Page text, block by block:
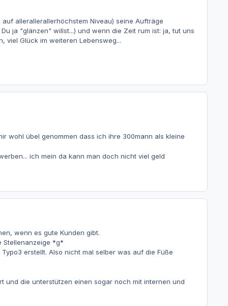
allerallerallerhöchstem Niveau) seine Aufträge
ja "glänzen" willst...) und wenn die Zeit rum ist: ja, tut uns
viel Glück im weiteren Lebensweg...
wohl übel genommen dass ich ihre 300mann als kleine
ich mein da kann man doch nicht viel geld
wenn es gute Kunden gibt.
Stellenanzeige *g*
erstellt. Also nicht mal selber was auf die Füße
und die unterstützen einen sogar noch mit internen und